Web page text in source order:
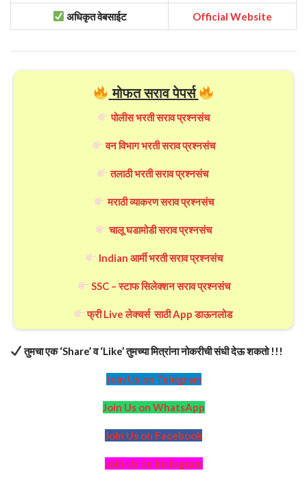
अधिकृत वेबसाईट Official Website
मोफत सराव पेपर्स
पोलीस भरती सराव प्रश्नसंच
वन विभाग भरती सराव प्रश्नसंच
तलाठी भरती सराव प्रश्नसंच
मराठी व्याकरण सराव प्रश्नसंच
चालू घडामोडी सराव प्रश्नसंच
Indian आर्मी भरती सराव प्रश्नसंच
SSC – स्टाफ सिलेक्शन सराव प्रश्नसंच
फ्री Live लेक्चर्स साठी App डाऊनलोड
तुमचा एक ‘Share’ व ‘Like’ तुमच्या मित्रांना नोकरीची संधी देऊ शकतो !!!
Join Us on Telegram
Join Us on WhatsApp
Join Us on Facebook
Join Us on Instagram